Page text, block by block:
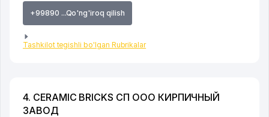
+99890 ...Qo'ng'iroq qilish
Tashkilot tegishli bo'lgan Rubrikalar
4. CERAMIC BRICKS СП ООО КИРПИЧНЫЙ
ЗАВОД